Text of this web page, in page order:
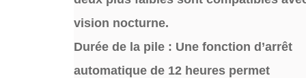
vision nocturne.
Durée de la pile : Une fonction d’arrêt
automatique de 12 heures permet